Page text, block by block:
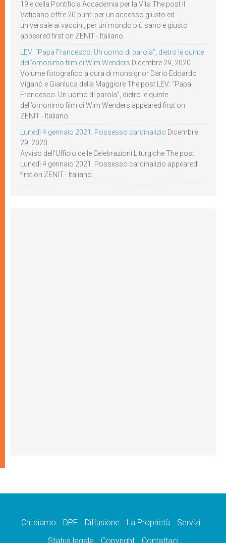
19 e della Pontificia Accademia per la Vita The post Il
Vaticano offre 20 punti per un accesso giusto ed
universale ai vaccini, per un mondo più sano e giusto
appeared first on ZENIT - Italiano.
LEV: “Papa Francesco. Un uomo di parola”, dietro le quinte
dell’omonimo film di Wim Wenders Dicembre 29, 2020
Volume fotografico a cura di monsignor Dario Edoardo
Viganò e Gianluca della Maggiore The post LEV: “Papa
Francesco. Un uomo di parola”, dietro le quinte
dell’omonimo film di Wim Wenders appeared first on
ZENIT - Italiano.
Lunedì 4 gennaio 2021: Possesso cardinalizio Dicembre
29, 2020
Avviso dell’Ufficio delle Celebrazioni Liturgiche The post
Lunedì 4 gennaio 2021: Possesso cardinalizio appeared
first on ZENIT - Italiano.
Chi siamo DPF Diffusione La Proprietà
Servizi
Status legale
Copyright Contattaci